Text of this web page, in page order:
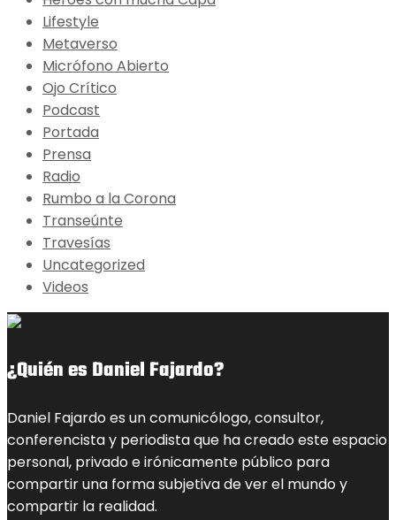
Lifestyle
Metaverso
Micrófono Abierto
Ojo Crítico
Podcast
Portada
Prensa
Radio
Rumbo a la Corona
Transeúnte
Travesías
Uncategorized
Videos
¿Quién es Daniel Fajardo?
Daniel Fajardo es un comunicólogo, consultor,
conferencista y periodista que ha creado este espacio
personal, privado e irónicamente público para
compartir una forma subjetiva de ver el mundo y
compartir la realidad.